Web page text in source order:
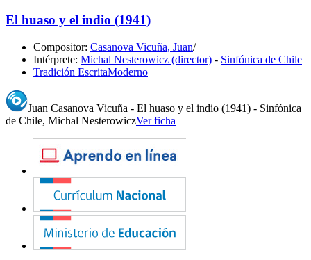
El huaso y el indio (1941)
Compositor: Casanova Vicuña, Juan/
Intérprete: Michal Nesterowicz (director) - Sinfónica de Chile
Tradición EscritaModerno
Juan Casanova Vicuña - El huaso y el indio (1941) - Sinfónica
de Chile, Michal NesterowiczVer ficha